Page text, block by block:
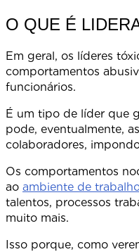
O QUE É
Em geral, os líderes
comportamentos
É um tipo de líder que
pode, eventualmente,
colaboradores,
Os comportamentos
ao ambiente de
talentos, processos
muito mais.
Isso porque, como